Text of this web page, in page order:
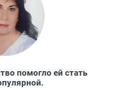
помогло ей стать